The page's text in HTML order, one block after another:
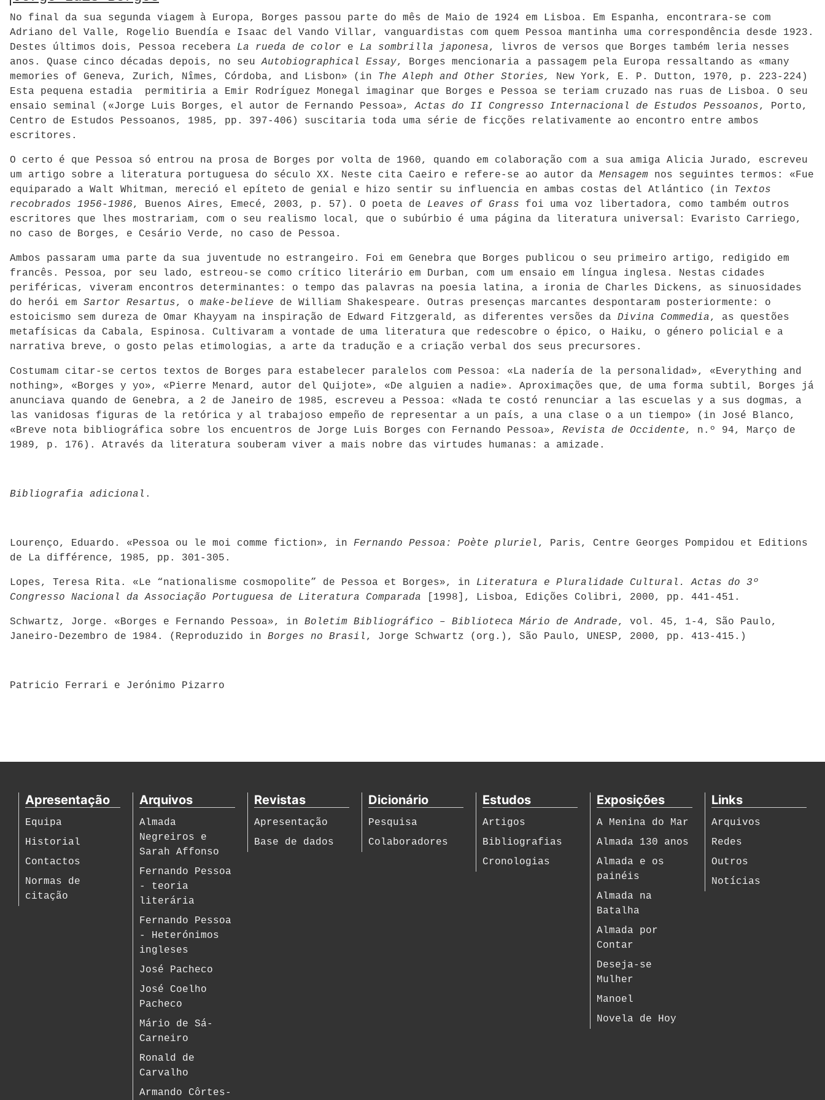
No final da sua segunda viagem à Europa, Borges passou parte do mês de Maio de 1924 em Lisboa. Em Espanha, encontrara-se com
Adriano del Valle, Rogelio Buendía e Isaac del Vando Villar, vanguardistas com quem Pessoa mantinha uma correspondência desde 1923.
Destes últimos dois, Pessoa recebera La rueda de color e La sombrilla japonesa, livros de versos que Borges também leria nesses
anos. Quase cinco décadas depois, no seuAutobiographical Essay, Borges mencionaria a passagem pela Europa ressaltando as «many
memories of Geneva, Zurich, Nîmes, Córdoba, and Lisbon» (in The Aleph and Other Stories, New York, E. P. Dutton, 1970, p. 223-224)
Esta pequena estadia permitiria a Emir Rodríguez Monegal imaginar que Borges e Pessoa se teriam cruzado nas ruas de Lisboa. O seu
ensaio seminal («Jorge Luis Borges, el autor de Fernando Pessoa»,Actas do II Congresso Internacional de Estudos Pessoanos, Porto,
Centro de Estudos Pessoanos, 1985, pp. 397-406) suscitaria toda uma série de ficções relativamente ao encontro entre ambos
escritores.
O certo é que Pessoa só entrou na prosa de Borges por volta de 1960, quando em colaboração com a sua amiga Alicia Jurado, escreveu
um artigo sobre a literatura portuguesa do século XX. Neste cita Caeiro e refere-se ao autor da Mensagem nos seguintes termos: «Fue
equiparado a Walt Whitman, mereció el epíteto de genial e hizo sentir su influencia en ambas costas del Atlántico (in Textos
recobrados 1956-1986, Buenos Aires, Emecé, 2003, p. 57). O poeta de Leaves of Grass foi uma voz libertadora, como também outros
escritores que lhes mostrariam, com o seu realismo local, que o subúrbio é uma página da literatura universal: Evaristo Carriego,
no caso de Borges, e Cesário Verde, no caso de Pessoa.
Ambos passaram uma parte da sua juventude no estrangeiro. Foi em Genebra que Borges publicou o seu primeiro artigo, redigido em
francês. Pessoa, por seu lado, estreou-se como crítico literário em Durban, com um ensaio em língua inglesa. Nestas cidades
periféricas, viveram encontros determinantes: o tempo das palavras na poesia latina, a ironia de Charles Dickens, as sinuosidades
do herói em Sartor Resartus, o make-believe de William Shakespeare. Outras presenças marcantes despontaram posteriormente: o
estoicismo sem dureza de Omar Khayyam na inspiração de Edward Fitzgerald, as diferentes versões da Divina Commedia, as questões
metafísicas da Cabala, Espinosa. Cultivaram a vontade de uma literatura que redescobre o épico, o Haiku, o género policial e a
narrativa breve, o gosto pelas etimologias, a arte da tradução e a criação verbal dos seus precursores.
Costumam citar-se certos textos de Borges para estabelecer paralelos com Pessoa: «La nadería de la personalidad», «Everything and
nothing», «Borges y yo», «Pierre Menard, autor del Quijote», «De alguien a nadie». Aproximações que, de uma forma subtil, Borges já
anunciava quando de Genebra, a 2 de Janeiro de 1985, escreveu a Pessoa: «Nada te costó renunciar a las escuelas y a sus dogmas, a
las vanidosas figuras de la retórica y al trabajoso empeño de representar a un país, a una clase o a un tiempo» (in José Blanco,
«Breve nota bibliográfica sobre los encuentros de Jorge Luis Borges con Fernando Pessoa», Revista de Occidente, n.º 94, Março de
1989, p. 176). Através da literatura souberam viver a mais nobre das virtudes humanas: a amizade.
Bibliografia adicional .
Lourenço, Eduardo. «Pessoa ou le moi comme fiction», in Fernando Pessoa: Poète pluriel , Paris, Centre Georges Pompidou et Editions
de La différence, 1985, pp. 301-305.
Lopes, Teresa Rita. «Le “nationalisme cosmopolite” de Pessoa et Borges», in Literatura e Pluralidade Cultural. Actas do 3º
Congresso Nacional da Associação Portuguesa de Literatura Comparada
[1998], Lisboa, Edições Colibri, 2000, pp. 441-451.
Schwartz, Jorge. «Borges e Fernando Pessoa», in Boletim Bibliográfico – Biblioteca Mário de Andrade, vol. 45, 1-4, São Paulo,
Janeiro-Dezembro de 1984. (Reproduzido in Borges no Brasil , Jorge Schwartz (org.), São Paulo, UNESP, 2000, pp. 413-415.)
Patricio Ferrari e Jerónimo Pizarro
Apresentação
Equipa
Historial
Contactos
Normas de
citação
Arquivos
Almada
Negreiros e
Sarah Affonso
Fernando Pessoa
- teoria
literária
Fernando Pessoa
- Heterónimos
ingleses
José Pacheco
José Coelho
Pacheco
Mário de Sá-
Carneiro
Ronald de
Carvalho
Armando Côrtes-
Revistas
Apresentação
Base de dados
Dicionário
Pesquisa
Colaboradores
Estudos
Artigos
Bibliografias
Cronologias
Exposições
A Menina do Mar
Almada 130 anos
Almada e os
painéis
Almada na
Batalha
Almada por
Contar
Deseja-se
Mulher
Manoel
Novela de Hoy
Links
Arquivos
Redes
Outros
Notícias